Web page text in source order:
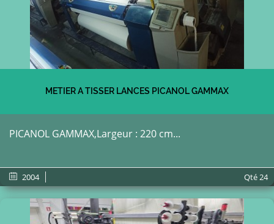
METIER A TISSER LANCES PICANOL GAMMAX
PICANOL GAMMAX,Largeur : 220 cm...
2004 Qté24